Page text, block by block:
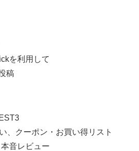
を利用して
稿
、クーポン・お買い得リスト
音レビュー